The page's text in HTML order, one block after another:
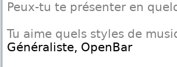
Peux-tu te présenter en
Tu aime quels styles de
Généraliste, OpenBar